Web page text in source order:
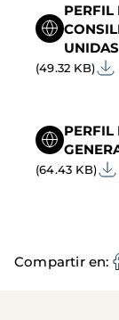
UNIDAS
(49.32 KB)
PERFIL
(64.43 KB)
Compartir en